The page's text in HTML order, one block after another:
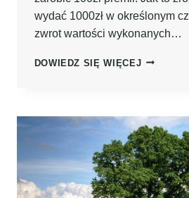
wydać 1000zł w określonym
zwrot wartości wykonanych…
DOWIEDZ SIĘ WIĘCEJKONTO
DA
CI
100ZŁ
ZA
–